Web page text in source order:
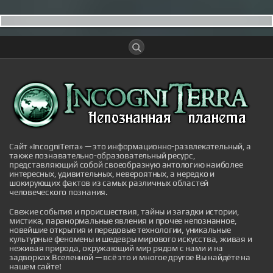
В сентябре 1826 года скромный дом под номером
210 на улице Лаксегаде в центре Копенгагена стал
эпицентром событий, которые навсегда вошли в
датский фольклор и породили крылатое выражение,
живущее и по сей день. То, что началось как
обернулось чередой необъяснимых явлений,
привлекших внимание всего го...
incogniterra.ru | 27th Jul 2026
Японские учёные нашли способ продлить
жизнь кошек до 30 лет
Сайт «IncogniTerra» — это информационно-развлекательный, а
также познавательно-образовательный ресурс,
представляющий собой своеобразную антологию наиболее
интересных, удивительных, невероятных, а нередко и
шокирующих фактов из самых различных областей
человеческого познания.
Свежие события и происшествия, тайны и загадки истории,
мистика, паранормальные явления и прочее непознанное,
новейшие открытия и передовые технологии, уникальные
культурные феномены и шедевры мирового искусства, живая и
неживая природа, окружающий мир рядом с нами и на
задворках Вселенной — всё это и многое другое Вы найдёте на
нашем сайте!